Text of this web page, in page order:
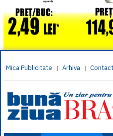
Mica Publicitate | Arhiva | Contact